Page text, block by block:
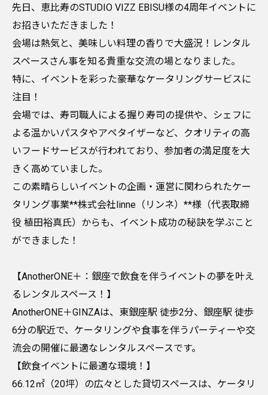
​先日、恵比寿のSTUDIO VIZZ EBISU様の4周年イベントに
お招きいただきました！
会場は熱気と、美味しい料理の香りで大盛況！レンタル
スペースさん事を知る貴重な交流の場となりました。
​特に、イベントを彩った豪華なケータリングサービスに
注目！
会場では、寿司職人による握り寿司の提供や、シェフに
よる温かいパスタやアペタイザーなど、クオリティの高
いフードサービスが行われており、参加者の満足度を大
きく高めていました。
​この素晴らしいイベントの企画・運営に関わられたケー
タリング事業**株式会社linne（リンネ）**様（代表取締
役 植田裕真氏）からも、イベント成功の秘訣を学ぶこと
ができました！
​【AnotherONE＋：銀座で飲食を伴うイベントの夢を叶え
るレンタルスペース！】
​AnotherONE＋GINZAは、東銀座駅 徒歩2分、銀座駅 徒歩
6分の駅近で、ケータリングや食事を伴うパーティーや交
流会の開催に最適なレンタルスペースです。
​【飲食イベントに最適な環境！】
66.12㎡（20坪）の広々とした貸切スペースは、ケータリ